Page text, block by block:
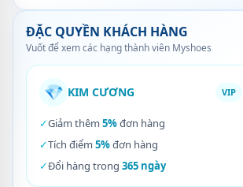
ĐẶC QUYỀN KHÁCH HÀNG
Vuốt để xem các hạng thành viên Myshoes
💎 KIM CƯƠNG VIP
✓Giảm thêm 5%đơn hàng
✓Tích điểm 5%đơn hàng
✓Đổi hàng trong 365 ngày